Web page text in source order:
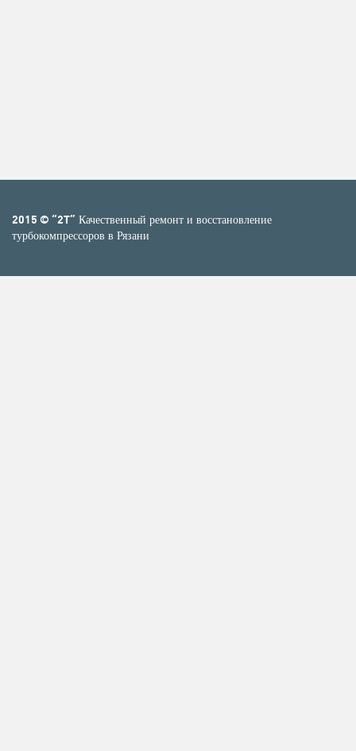
2015 © “2T” Качественный ремонт и восстановление
турбокомпрессоров в Рязани